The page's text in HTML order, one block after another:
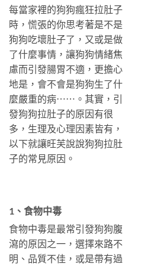
每當家裡的狗狗瘋狂拉肚子
時，慌張的你思考著是不是
狗狗吃壞肚子了，又或是做
了什麼事情，讓狗狗情緒焦
慮而引發腸胃不適，更擔心
地是，會不會是狗狗生了什
麼嚴重的病⋯⋯。其實，引
發狗狗拉肚子的原因有很
多，生理及心理因素皆有，
以下就讓旺芙說說狗狗拉肚
子的常見原因。
1、食物中毒
食物中毒是最常引發狗狗腹
瀉的原因之一，選擇來路不
明、品質不佳，或是帶有過